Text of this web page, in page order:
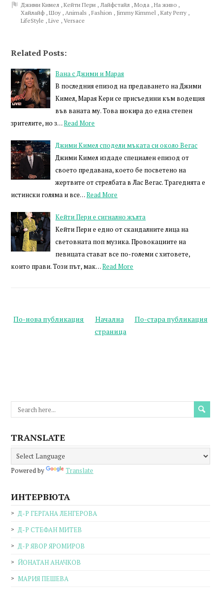
Джими Кимел ,Кейти Пери ,Лайфстайл ,Мода ,На живо ,
Хайлайф ,Шоу ,Animals ,Fashion , Jimmy Kimmel ,Katy Perry ,
LifeStyle ,Live ,Versace
Related Posts:
Вана с Джими и Марая
В последния епизод на предаването на Джими
Кимел, Марая Кери се присъедини към водещия
във ваната му. Това шокира до една степен
зрителите, но з…Read More
Джими Кимел сподели мъката си около Вегас
Джими Кимел издаде специален епизод от
своето предавана, което бе посветено на
жертвите от стрелбата в Лас Вегас. Трагедията е
истински голяма и все…Read More
Кейти Пери е сигнално жълта
Кейти Пери е едно от скандалните лица на
световната поп музика. Провокациите на
певицата стават все по-големи с хитовете,
които прави. Този път, мак…Read More
По-нова публикация По-стара публикация
Начална
страница
TRANSLATE
Powered by Translate
ИНТЕРВЮТА
Д-Р ГЕРГАНА ЛЕНГЕРОВА
Д-Р СТЕФАН МИТЕВ
Д-Р ЯВОР ЯРОМИРОВ
ЙОНАТАН АНАЧКОВ
МАРИЯ ПЕШЕВА